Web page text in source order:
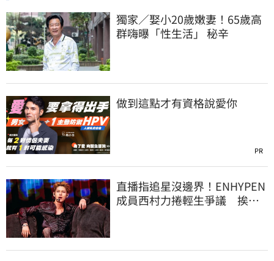
獨家／娶小20歲嫩妻！65歲高
群嗨曝「性生活」 秘辛
做到這點才有資格說愛你
PR
直播指追星沒邊界！ENHYPEN
成員西村力捲輕生爭議 挨